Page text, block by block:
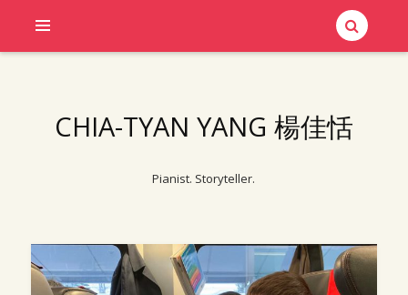
CHIA-TYAN YANG 楊佳恬
Pianist. Storyteller.